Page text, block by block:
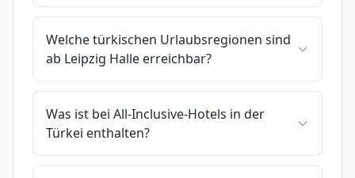
Welche türkischen Urlaubsregionen sind
ab Leipzig Halle erreichbar?
Was ist bei All-Inclusive-Hotels in der
Türkei enthalten?